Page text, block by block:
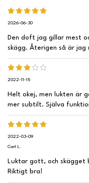
2026-06-30
Den doft jag gillar mest
skägg. Återigen så är jag
2022-11-15
Helt okej, men lukten är
mer subtilt. Själva
2022-03-09
Carl L.
Luktar gott, och skägget
Riktigt bra!